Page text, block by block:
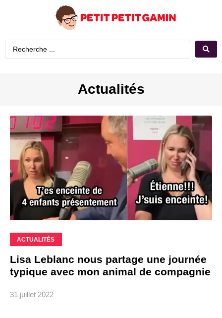
Actualités
ACTUALITÉS
Lisa Leblanc nous partage une journée
typique avec mon animal de compagnie
31 juillet 2022